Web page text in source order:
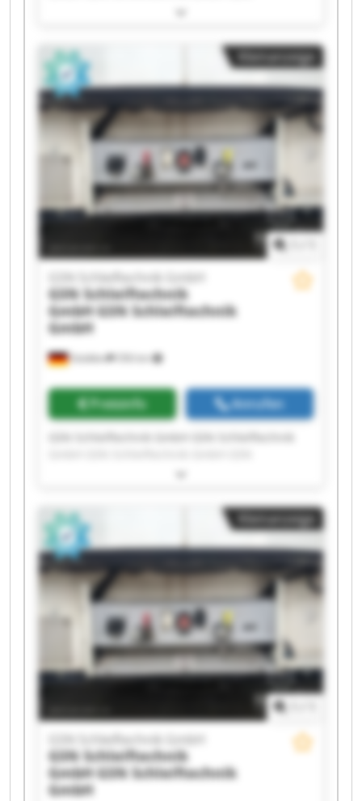
Schleiftechnik GmbH GSN Schleiftechnik GmbH
GmbH GSN Schleiftechnik GmbH GSN
Schleiftechnik GmbH GSN Schleiftechnik GmbH
GSN Schleiftechnik GmbH GSN Schleiftechnik
GmbH GSN Schleiftechnik GmbH GSN
Schleiftechnik GmbH GSN Schleiftechnik GmbH
GSN Schleiftechnik GmbH GSN Schleiftechnik
GmbH GSN Schleiftechnik GmbH GSN
Schleiftechnik GmbH GSN Schleiftechnik GmbH
Kleinanzeige
Stödtlen 356 km
GSN Schleiftechnik GmbH
GSN Schleiftechnik
GmbHGSN Schleiftechnik
GmbH
Preisinfo Anrufen
Schleiftechnik GmbH GSN Schleiftechnik GmbH
GmbH GSN Schleiftechnik GmbH GSN
Schleiftechnik GmbH GSN Schleiftechnik GmbH
GSN Schleiftechnik GmbH GSN Schleiftechnik
GmbH GSN Schleiftechnik GmbH GSN
Schleiftechnik GmbH GSN Schleiftechnik GmbH
GSN Schleiftechnik GmbH GSN Schleiftechnik
GmbH GSN Schleiftechnik GmbH GSN
Schleiftechnik GmbH GSN Schleiftechnik GmbH
Kleinanzeige
GSN Schleiftechnik GmbH
GSN Schleiftechnik
GmbHGSN Schleiftechnik
GmbH